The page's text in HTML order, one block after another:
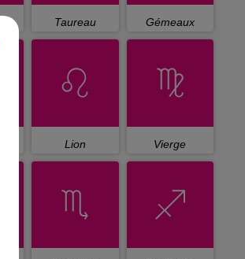
Taureau Gémeaux
Lion Vierge